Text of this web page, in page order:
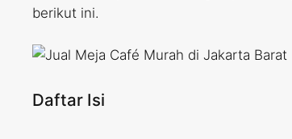
berikut ini.
Daftar Isi